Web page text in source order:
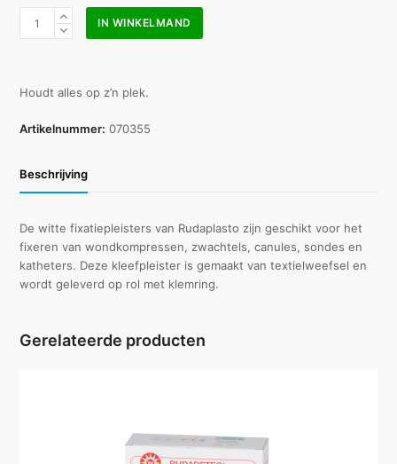
Rudaplasto
cm
5
IN WINKELMAND
Houdt alles op z’n plek.
Artikelnummer: 070355
Beschrijving
De witte fixatiepleisters van Rudaplasto zijn geschikt voor het
fixeren van wondkompressen, zwachtels, canules, sondes en
katheters. Deze kleefpleister is gemaakt van textielweefsel en
wordt geleverd op rol met klemring.
Gerelateerde producten